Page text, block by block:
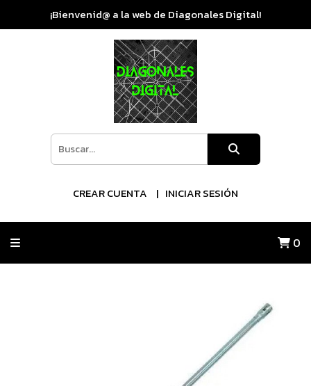
¡Bienvenid@ a la web de Diagonales Digital!
CREAR CUENTA INICIAR SESIÓN
0